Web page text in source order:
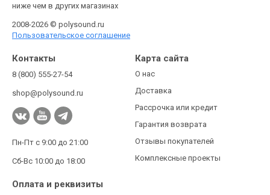
ниже чем в других магазинах
2008-2026 © polysound.ru
Пользовательское соглашение
Контакты
8 (800) 555-27-54
shop@polysound.ru
Пн-Пт с 9:00 до 21:00
Сб-Вс 10:00 до 18:00
Карта сайта
О нас
Доставка
Рассрочка или кредит
Гарантия возврата
Отзывы покупателей
Комплексные проекты
Оплата и реквизиты